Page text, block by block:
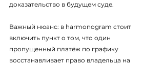
доказательство в будущем суде.
Важный нюанс: в harmonogram стоит
включить пункт о том, что один
пропущенный платёж по графику
восстанавливает право владельца на